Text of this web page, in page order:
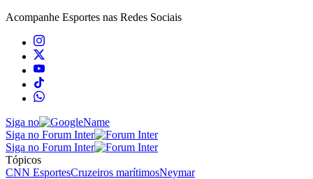
Acompanhe Esportes nas Redes Sociais
Siga no
Siga no Forum Inter
Siga no Forum Inter
Tópicos
CNN EsportesCruzeiros marítimosNeymar